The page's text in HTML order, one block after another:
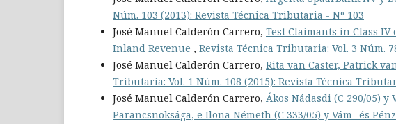
Núm. 103 (2013): Revista Técnica Tributaria - Nº 103
José Manuel Calderón Carrero, Test Claimants in Class
Inland Revenue , Revista Técnica Tributaria: Vol. 3 Núm.
José Manuel Calderón Carrero, Rita van Caster, Patrick
Tributaria: Vol. 1 Núm. 108 (2015): Revista Técnica
José Manuel Calderón Carrero, Ákos Nádasdi (C 290/05)
Parancsnoksága, e Ilona Németh (C 333/05) y Vám- és